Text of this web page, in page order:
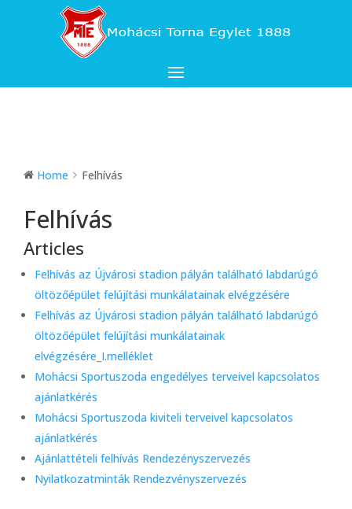
Home Felhívás
Felhívás
Articles
Felhívás az Újvárosi stadion pályán található labdarúgó
öltözőépület felújítási munkálatainak elvégzésére
Felhívás az Újvárosi stadion pályán található labdarúgó
öltözőépület felújítási munkálatainak
elvégzésére_I.melléklet
Mohácsi Sportuszoda engedélyes terveivel kapcsolatos
ajánlatkérés
Mohácsi Sportuszoda kiviteli terveivel kapcsolatos
ajánlatkérés
Ajánlattételi felhívás Rendezényszervezés
Nyilatkozatminták Rendezvényszervezés